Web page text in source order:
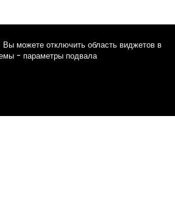
можете отключить область виджетов в
- параметры подвала